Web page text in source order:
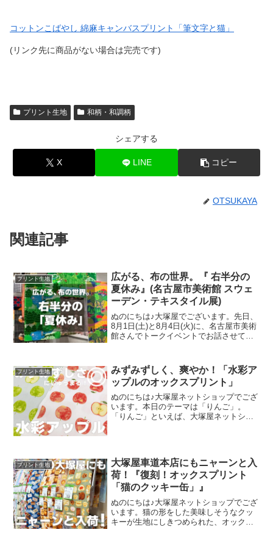
コットンこばやし 綿麻キャンバスプリント「筆文字と猫」
(リンク先に商品がない場合は完売です)
プリント生地 和柄・和調柄
シェアする
X LINE コピー
OTSUKAYA
関連記事
プリント生地
広がる、布の世界。『 右半分の
夏休み』(名古屋市美術館 スウェ
ーデン・テキスタイル展)
ぬのにちは♪大塚屋でございます。先日、
8月1日(土)と8月4日(火)に、名古屋市美術
館さんでトークイベントでお話させてい
客さまにご来場いただきましたことを御
礼申し上
プリント生地
みずみずしく、爽やか！「水彩ア
ップルのオックスプリント」
ぬのにちは♪大塚屋ネットショップでござ
います。本日のテーマは「りんご」。
「りんご」といえば、大塚屋ネットショ
のオックスプリント」です
プリント生地
大塚屋車道本店にもニャーンと入
荷！『復刻！オックスプリント
「猫のクッキー缶」』
ぬのにちは♪大塚屋ネットショップでござ
います。猫の形をした美味しそうなクッ
キーが生地にしきつめられた、オックス